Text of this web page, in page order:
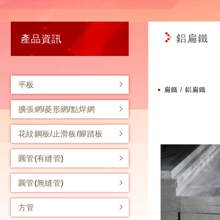
產品資訊
平板
擴張網/菱形網/點焊網
花紋鋼板/止滑板/腳踏板
圓管(有縫管)
圓管(無縫管)
方管
鋁扁鐵
扁鐵 鋁扁鐵